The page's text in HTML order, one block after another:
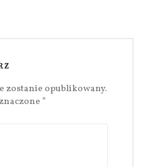
zostanie opublikowany.
*